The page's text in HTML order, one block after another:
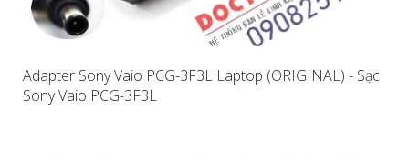
Adapter Sony Vaio PCG-3F3L Laptop (ORIGINAL) - Sạc
Sony Vaio PCG-3F3L